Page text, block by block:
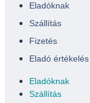
Eladóknak
Szállítás
Fizetés
Eladó értékelés
Eladóknak
Szállítás